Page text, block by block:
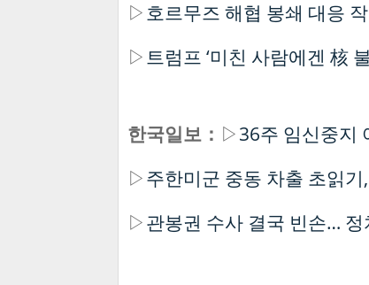
▷호르무즈 해협 봉쇄 대응
▷트럼프 ‘미친 사람에겐 核
한국일보： ▷36주 임신중지
▷주한미군 중동 차출 초읽
▷관봉권 수사 결국 빈손…